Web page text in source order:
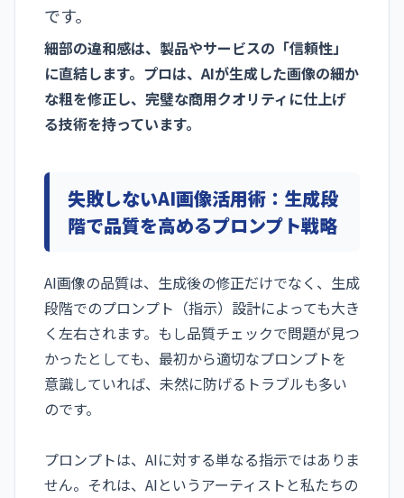
です。
細部の違和感は、製品やサービスの「信頼性」
に直結します。プロは、AIが生成した画像の細か
な粗を修正し、完璧な商用クオリティに仕上げ
る技術を持っています。
失敗しないAI画像活用術：生成段
階で品質を高めるプロンプト戦略
AI画像の品質は、生成後の修正だけでなく、生成
段階でのプロンプト（指示）設計によっても大き
く左右されます。もし品質チェックで問題が見つ
かったとしても、最初から適切なプロンプトを
意識していれば、未然に防げるトラブルも多い
のです。
プロンプトは、AIに対する単なる指示ではありま
せん。それは、AIというアーティストと私たちの